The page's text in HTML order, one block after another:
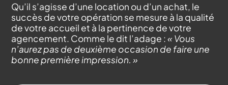
Qu’il s’agisse d’une location ou d’un achat, le
succès de votre opération se mesure à la qualité
de votre accueil et à la pertinence de votre
agencement. Comme le dit l’adage :« Vous
n’aurez pas de deuxième occasion de faire une
bonne première impression. »